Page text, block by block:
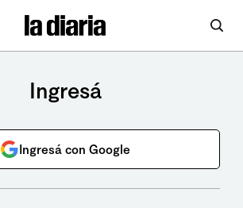
Ingresá
Ingresá con Google